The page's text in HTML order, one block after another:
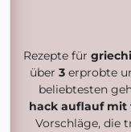
Rezepte für
über 3 erprobte
beliebtesten
hack auflauf mit
Vorschläge, die